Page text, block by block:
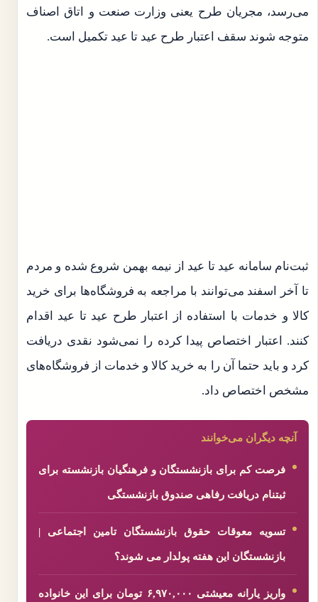
می‌رسد، مجریان طرح یعنی وزارت صنعت و اتاق اصناف
متوجه شوند سقف اعتبار طرح عید تا عید تکمیل است.
ثبت‌نام سامانه عید تا عید از نیمه بهمن شروع شده و مردم
تا آخر اسفند می‌توانند با مراجعه به فروشگاه‌ها برای خرید
کالا و خدمات با استفاده از اعتبار طرح عید تا عید اقدام
کنند. اعتبار اختصاص پیدا کرده را نمی‌شود نقدی دریافت
کرد و باید حتما آن را به خرید کالا و خدمات از فروشگاه‌های
مشخص اختصاص داد.
آنچه دیگران می‌خوانند
فرصت کم برای بازنشستگان و فرهنگیان بازنشسته برای
ثبتنام دریافت رفاهی صندوق بازنشستگی
تسویه معوقات حقوق بازنشستگان تامین اجتماعی |
بازنشستگان این هفته پولدار می شوند؟
واریز یارانه معیشتی ۶,۹۷۰,۰۰۰ تومان برای این خانواده